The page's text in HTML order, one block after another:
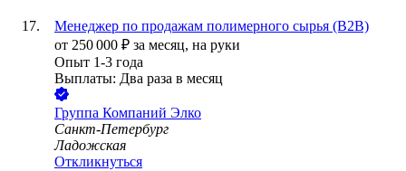
Менеджер по продажам полимерного сырья (B2B)
от 250 000 ₽ за месяц, на руки
Опыт 1-3 года
Выплаты: Два раза в месяц
Группа Компаний Элко
Санкт-Петербург
Ладожская
Откликнуться